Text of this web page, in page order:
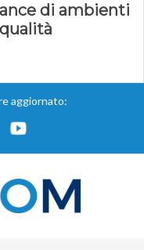
di ambienti
aggiornato: